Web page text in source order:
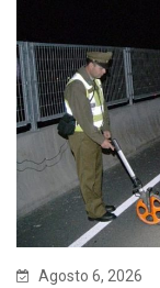
Agosto 6, 2026